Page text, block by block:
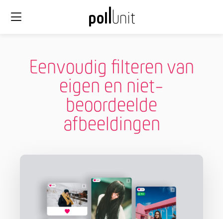
Eenvoudig filteren van
eigen en niet-
beoordeelde
afbeeldingen